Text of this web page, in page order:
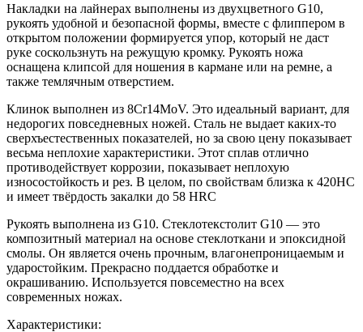
Накладки на лайнерах выполнены из двухцветного G10,
рукоять удобной и безопасной формы, вместе с флиппером в
открытом положении формируется упор, который не даст
руке соскользнуть на режущую кромку. Рукоять ножа
оснащена клипсой для ношения в кармане или на ремне, а
также темлячным отверстием.
Клинок выполнен из 8Cr14MoV. Это идеальный вариант, для
недорогих повседневных ножей. Сталь не выдает каких-то
сверхъестественных показателей, но за свою цену показывает
весьма неплохие характеристики. Этот сплав отлично
противодействует коррозии, показывает неплохую
износостойкость и рез. В целом, по свойствам близка к 420HC
и имеет твёрдость закалки до 58 HRC
Рукоять выполнена из G10. Стеклотекстолит G10 — это
композитный материал на основе стеклоткани и эпоксидной
смолы. Он является очень прочным, влагонепроницаемым и
ударостойким. Прекрасно поддается обработке и
окрашиванию. Используется повсеместно на всех
современных ножах.
Характеристики: